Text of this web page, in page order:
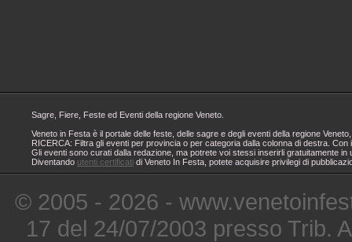
Sagre, Fiere, Feste ed Eventi della regione Veneto.
Veneto in Festa è il portale delle feste, delle sagre e degli eventi della regione
RICERCA: Filtra gli eventi per provincia o per categoria dalla colonna di destra.
Gli eventi sono curati dalla redazione, ma potrete voi stessi inserirli gratuitamente
Diventando utenti certificati di Veneto In Festa, potete acquisire privilegi di
© 2005 - 2026 -
17 del 24/07/2003 presso Trib.